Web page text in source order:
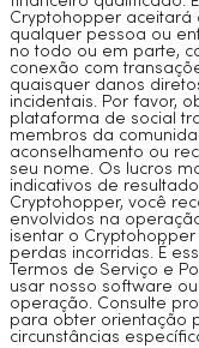
Cryptohopper
qualquer pessoa ou
no todo ou em parte,
conexão com
quaisquer danos
incidentais. Por favor,
plataforma de social
membros da
aconselhamento ou
seu nome. Os lucros
indicativos de
Cryptohopper, você
envolvidos na
isentar o
perdas incorridas. É
Termos de Serviço e
usar nosso software
operação. Consulte
para obter orientação
circunstâncias